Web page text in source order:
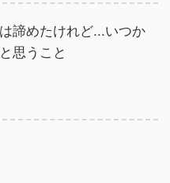
諦めたけれど...いつか
思うこと